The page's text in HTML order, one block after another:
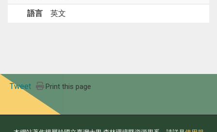
語言 英文
Tweet Print this page